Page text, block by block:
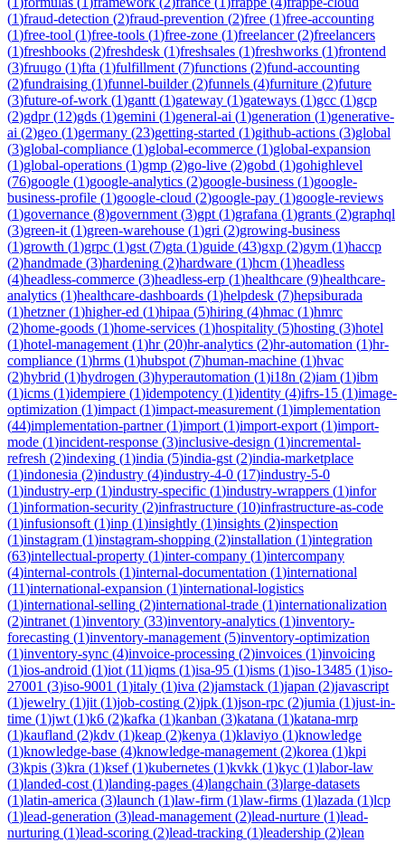
(1)fraud-detection (2)fraud-prevention (2)free (1)free-accounting
(1)free-tool (1)free-tools (1)free-zone (1)freelancer(2)freelancers
(1)freshbooks (2)freshdesk (1)freshsales (1)freshworks (1)frontend
(3)fruugo (1)fta (1)fulfillment (7)functions (2)fund-accounting
(2)fundraising (1)funnel-builder(2)funnels (4)furniture (2)future
(3)future-of-work (1)gantt (1)gateway (1)gateways (1)gcc (1)gcp
(2)gdpr(12)gds (1)gemini (1)general-ai (1)generation (1)generative-
ai (2)geo (1)germany (23)getting-started (1)github-actions (3)global
(3)global-compliance (1)global-ecommerce (1)global-expansion
(1)global-operations (1)gmp (2)go-live (2)gobd (1)gohighlevel
(76)google (1)google-analytics (2)google-business (1)google-
business-profile (1)google-cloud (2)google-pay (1)google-reviews
(1)governance (8)government (3)gpt (1)grafana (1)grants (2)graphql
(3)green-it (1)green-warehouse (1)gri (2)growing-business
(1)growth (1)grpc (1)gst (7)gta (1)guide (43)gxp (2)gym (1)haccp
(2)handmade (3)hardening (2)hardware (1)hcm (1)headless
(4)headless-commerce (3)headless-erp (1)healthcare (9)healthcare-
analytics (1)healthcare-dashboards (1)helpdesk (7)hepsiburada
(1)hetzner(1)higher-ed (1)hipaa (5)hiring (4)hmac (1)hmrc
(2)home-goods (1)home-services (1)hospitality (5)hosting (3)hotel
(1)hotel-management (1)hr(20)hr-analytics (2)hr-automation (1)hr-
compliance (1)hrms (1)hubspot (7)human-machine (1)hvac
(2)hybrid (1)hydrogen (3)hyperautomation (1)i18n (2)iam (1)ibm
(1)icms (1)idempiere (1)idempotency (1)identity (4)ifrs-15 (1)image-
optimization (1)impact (1)impact-measurement (1)implementation
(44)implementation-partner(1)import (1)import-export (1)import-
mode (1)incident-response (3)inclusive-design (1)incremental-
refresh (2)indexing (1)india (5)india-gst (2)india-marketplace
(1)indonesia (2)industry (4)industry-4-0 (17)industry-5-0
(1)industry-erp (1)industry-specific (1)industry-wrappers (1)infor
(1)information-security (2)infrastructure (10)infrastructure-as-code
(1)infusionsoft (1)inp (1)insightly (1)insights (2)inspection
(1)instagram (1)instagram-shopping (2)installation (1)integration
(63)intellectual-property (1)inter-company (1)intercompany
(4)internal-controls (1)internal-documentation (1)international
(11)international-expansion (1)international-logistics
(1)international-selling (2)international-trade (1)internationalization
(2)intranet (1)inventory (33)inventory-analytics (1)inventory-
forecasting (1)inventory-management (5)inventory-optimization
(1)inventory-sync (4)invoice-processing (2)invoices (1)invoicing
(1)ios-android (1)iot (11)iqms (1)isa-95 (1)isms (1)iso-13485 (1)iso-
27001 (3)iso-9001 (1)italy (1)iva (2)jamstack (1)japan (2)javascript
(1)jewelry (1)jit (1)job-costing (2)jpk (1)json-rpc (2)jumia (1)just-in-
time (1)jwt (1)k6 (2)kafka (1)kanban (3)katana (1)katana-mrp
(1)kaufland (2)kdv (1)keap (2)kenya (1)klaviyo (1)knowledge
(1)knowledge-base (4)knowledge-management (2)korea (1)kpi
(3)kpis (3)kra (1)ksef(1)kubernetes (1)kvkk (1)kyc (1)labor-law
(1)landed-cost (1)landing-pages (4)langchain (3)large-datasets
(1)latin-america (3)launch (1)law-firm (1)law-firms (1)lazada (1)lcp
(1)lead-generation (3)lead-management (2)lead-nurture (1)lead-
nurturing (1)lead-scoring (2)lead-tracking (1)leadership (2)lean